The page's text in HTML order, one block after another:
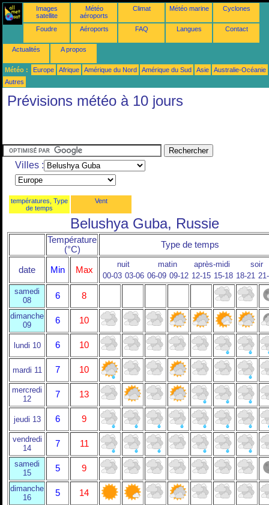
Images
satellite
Météo
aéroports
Climat Météo marine Cyclones
Foudre Aéroports FAQ Langues Contact
Actualités A propos
Météo : Europe Afrique Amérique du Nord Amérique du Sud Asie
Australie-Océanie
Autres
Prévisions météo à 10 jours
Villes :
températures, Type
de temps
Vent
Belushya Guba, Russie
Température
(°C)
Type de temps
date Min Max
nuit matin après-midi
soir
00-03 03-06 06-09 09-12 12-15 15-18 18-21
samedi
08
6 8
dimanche
09
6 10
lundi 10 6 10
mardi 11 7 10
mercredi
12
7 13
jeudi 13 6 9
vendredi
14
7 11
samedi
15
5 9
dimanche
16
5 14